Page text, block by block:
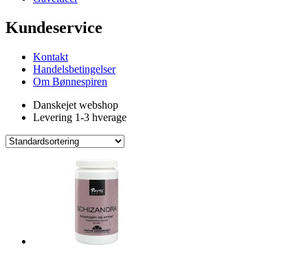
Kundeservice
Kontakt
Handelsbetingelser
Om Bønnespiren
Danskejet webshop
Levering 1-3 hverage